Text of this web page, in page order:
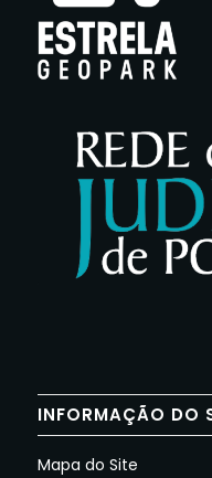
INFORMAÇÃO DO
Mapa do Site